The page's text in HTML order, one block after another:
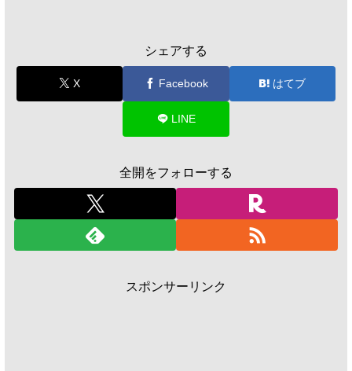
シェアする
X Facebook はてブ
LINE
全開をフォローする
スポンサーリンク